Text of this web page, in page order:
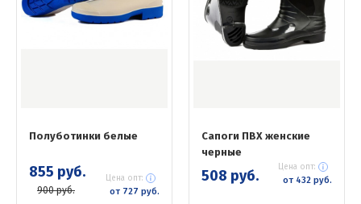
Полуботинки белые
855 руб.
900 руб.
Цена опт:
от 727 руб.
Сапоги ПВХ женские
черные
508 руб. Цена опт:
от 432 руб.